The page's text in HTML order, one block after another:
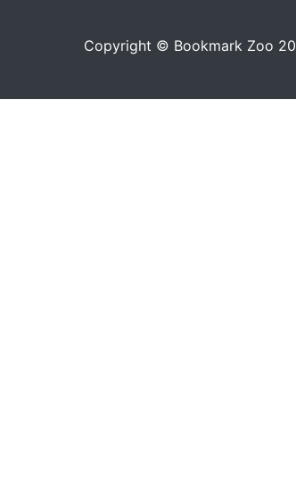
Copyright © Bookmark Zoo